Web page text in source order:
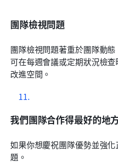
團隊檢視問題
團隊檢視問題著重於團隊動
可在每週會議或定期狀況檢
改進空間。
我們團隊合作得最好的地
如果你想慶祝團隊優勢並強
題。